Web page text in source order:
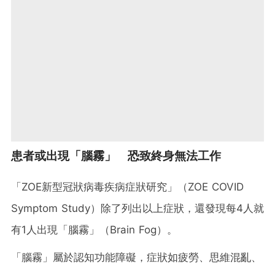
患者或出現「腦霧」 恐致終身無法工作
「ZOE新型冠狀病毒疾病症狀研究」（ZOE COVID
Symptom Study）除了列出以上症狀，還發現每4人就
有1人出現「腦霧」（Brain Fog）。
「腦霧」屬於認知功能障礙，症狀如疲勞、思維混亂、